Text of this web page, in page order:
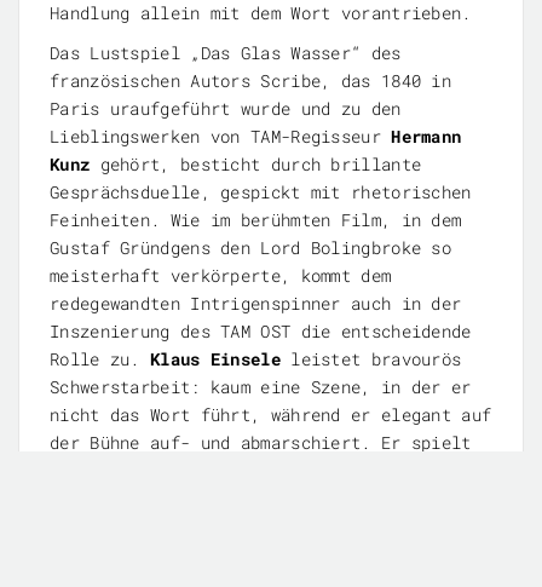
Handlung allein mit dem Wort vorantrieben.
Das Lustspiel „Das Glas Wasser“ des
französischen Autors Scribe, das 1840 in
Paris uraufgeführt wurde und zu den
Lieblingswerken von TAM-RegisseurHermann
Kunz gehört, besticht durch brillante
Gesprächsduelle, gespickt mit rhetorischen
Feinheiten. Wie im berühmten Film, in dem
Gustaf Gründgens den Lord Bolingbroke so
meisterhaft verkörperte, kommt dem
redegewandten Intrigenspinner auch in der
Inszenierung des TAM OST die entscheidende
Rolle zu.Klaus Einseleleistet bravourös
Schwerstarbeit: kaum eine Szene, in der er
nicht das Wort führt, während er elegant auf
der Bühne auf- und abmarschiert. Er spielt